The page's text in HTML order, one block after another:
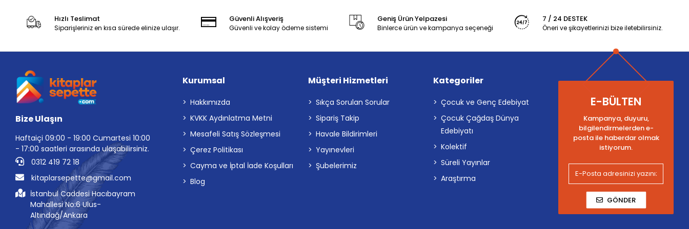
Hızlı Teslimat
Siparişleriniz en kısa sürede elinize ulaşır.
Güvenli Alışveriş
Güvenli ve kolay ödeme sistemi
Geniş Ürün Yelpazesi
Binlerce ürün ve kampanya seçeneği
7 / 24 DESTEK
Öneri ve şikayetlerinizi bize iletebilirsiniz.
Bize Ulaşın
Haftaiçi 09:00 - 19:00 Cumartesi 10:00
- 17:00 saatleri arasında ulaşabilirsiniz.
0312 419 72 18
kitaplarsepette@gmail.com
İstanbul Caddesi Hacıbayram
Mahallesi No:6 Ulus-
Altındağ/Ankara
Kurumsal
Hakkımızda
KVKK Aydınlatma Metni
Mesafeli Satış Sözleşmesi
Çerez Politikası
Cayma ve İptal İade Koşulları
Blog
Müşteri Hizmetleri
Sıkça Sorulan Sorular
Sipariş Takip
Havale Bildirimleri
Yayınevleri
Şubelerimiz
Kategoriler
Çocuk ve Genç Edebiyat
Çocuk Çağdaş Dünya
Edebiyatı
Kolektif
Süreli Yayınlar
Araştırma
E-BÜLTEN
Kampanya, duyuru,
bilgilendirmelerden e-
posta ile haberdar olmak
istiyorum.
GÖNDER